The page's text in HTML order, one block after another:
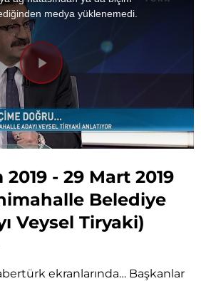
Videoyu
Oynat
medya yüklenemedi.
- 29 Mart 2019
Belediye
Veysel Tiryaki)
ekranlarında… Başkanlar